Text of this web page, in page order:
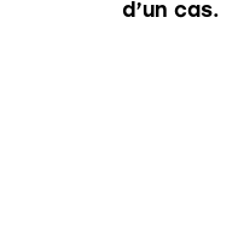
d’un cas.